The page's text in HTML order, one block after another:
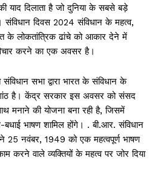
याद दिलाता है जो दुनिया के सबसे बड़े
संविधान दिवस 2024 संविधान के महत्व,
के लोकतांत्रिक ढांचे को आकार देने में
करने का एक अवसर है।
सभा द्वारा भारत के संविधान के
है। केंद्र सरकार इस अवसर को संसद
मनाने की योजना बना रही है, जिसमें
भाषण शामिल होंगे। . बी.आर. संविधान
नवंबर, 1949 को एक महत्वपूर्ण भाषण
करने वाले व्यक्तियों के महत्व पर जोर दिया